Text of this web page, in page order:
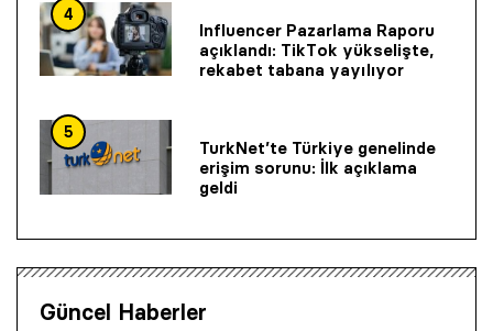
4
Influencer Pazarlama Raporu
açıklandı: TikTok yükselişte,
rekabet tabana yayılıyor
5
TurkNet’te Türkiye genelinde
erişim sorunu: İlk açıklama
geldi
Güncel Haberler